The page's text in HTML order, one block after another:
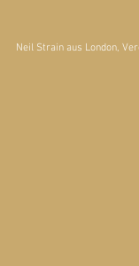
Neil Strain aus London,